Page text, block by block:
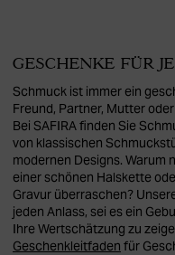
GESCHENKE FÜR
Schmuck ist immer ein
Freund, Partner, Mutter
Bei SAFIRA finden Sie
von klassischen
modernen Designs. Warum
einer schönen Halskette
Gravur überraschen?
jeden Anlass, sei es ein
Ihre Wertschätzung zu
Geschenkleitfaden für